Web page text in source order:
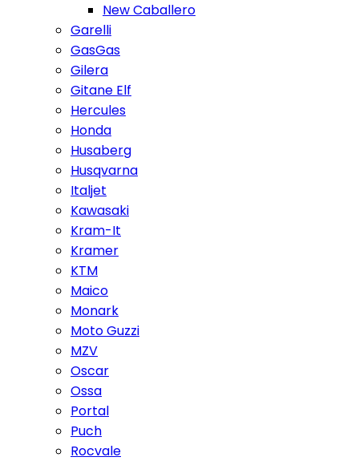
New Caballero
Garelli
GasGas
Gilera
Gitane Elf
Hercules
Honda
Husaberg
Husqvarna
Italjet
Kawasaki
Kram-It
Kramer
KTM
Maico
Monark
Moto Guzzi
MZV
Oscar
Ossa
Portal
Puch
Rocvale